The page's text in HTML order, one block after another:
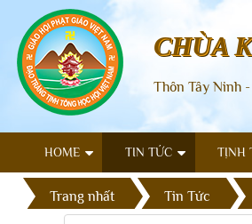
CHÙA
Thôn Tây Ninh
HOME TIN TỨC TỊNH
Trang nhất Tin Tức